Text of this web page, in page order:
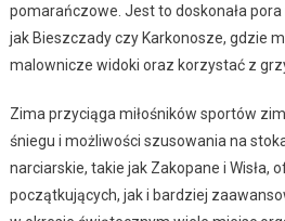
pomarańczowe. Jest to doskonała
jak Bieszczady czy Karkonosze, gdzie
malownicze widoki oraz korzystać z
Zima przyciąga miłośników sportów
śniegu i możliwości szusowania na
narciarskie, takie jak Zakopane i Wisła,
początkujących, jak i bardziej